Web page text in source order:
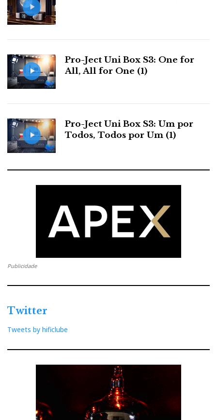
Pro-Ject Uni Box S3: One for
All, All for One (1)
Pro-Ject Uni Box S3: Um por
Todos, Todos por Um (1)
Publicidade
Twitter
Tweets by hificlube